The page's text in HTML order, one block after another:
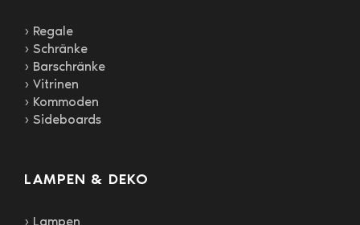
› Regale
› Schränke
› Barschränke
› Vitrinen
› Kommoden
› Sideboards
LAMPEN & DEKO
› Lampen